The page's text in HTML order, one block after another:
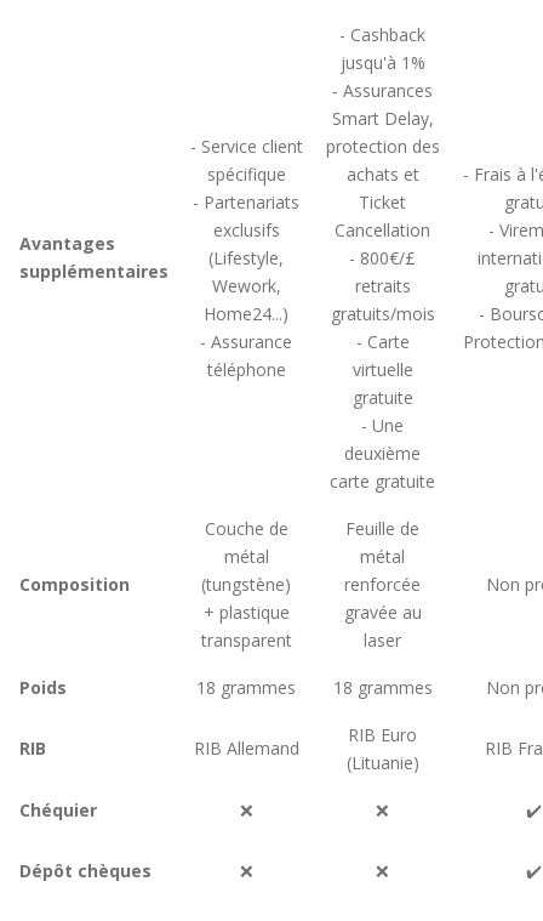
Avantages
supplémentaires
- Service client
spécifique
- Partenariats
exclusifs
(Lifestyle,
Wework,
Home24...)
- Assurance
téléphone
- Cashback
jusqu'à 1%
- Assurances
Smart Delay,
protection des
achats et
Ticket
Cancellation
- 800€/£
retraits
gratuits/mois
- Carte
virtuelle
gratuite
- Une
deuxième
carte gratuite
- Frais à
-
-
Composition
Couche de
métal
(tungstène)
+ plastique
transparent
Feuille de
métal
renforcée
gravée au
laser
Non
Poids 18 grammes 18 grammes Non
RIB RIB Allemand
RIB Euro
(Lituanie)
RIB
Chéquier ❌ ❌ ✔️
Dépôt chèques ❌ ❌ ✔️